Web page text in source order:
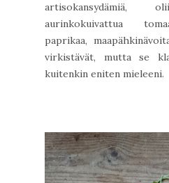
artisokansydämiä,
aurinkokuivattua
paprikaa,
virkistävät, mutta se
kuitenkin eniten mieleeni.